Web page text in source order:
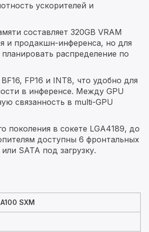
ускорителей и
составляет 320GB VRAM
и продакшн-инференса, но для
распределение по
FP16 и INT8, что удобно для
в инференсе. Между GPU
связанность в multi-GPU
поколения в сокете LGA4189, до
доступны 6 фронтальных
SATA под загрузку.
SXM